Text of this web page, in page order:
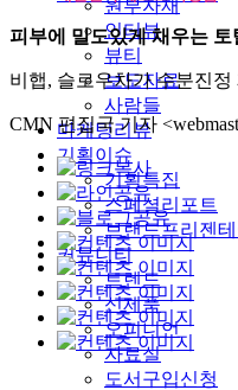
원부자재
인터뷰
뷰티
보도자료
사람들
마케팅리뷰
기획이슈
기획특집
스페셜리포트
브랜드프리젠테
커뮤니티
트렌드
신제품
오피니언
자료실
도서구입신청
피부에 밀도있게 채우는 토
비햅, 슬로우차가 수분진정
CMN 편집국 기자